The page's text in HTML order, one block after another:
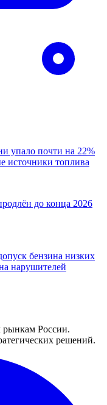
упало почти на 22%
источники топлива
до конца 2026
бензина низких
нарушителей
рынкам России.
решений.